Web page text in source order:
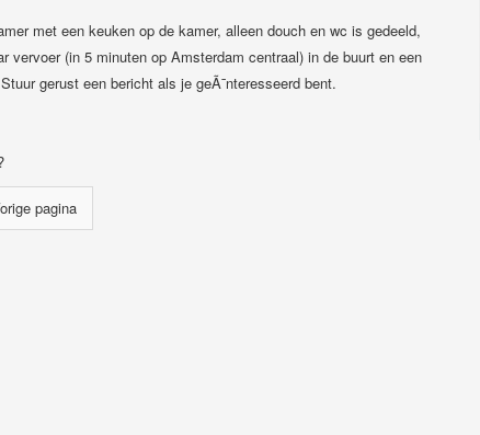
met een keuken op de kamer, alleen douch en wc is gedeeld,
vervoer (in 5 minuten op Amsterdam centraal) in de buurt en een
gerust een bericht als je geÃ¯nteresseerd bent.